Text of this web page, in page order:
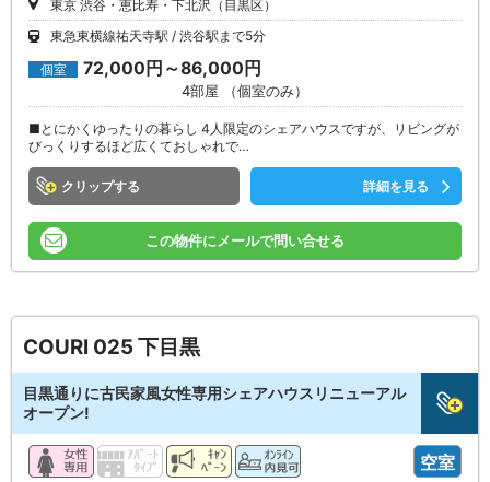
東京 渋谷・恵比寿・下北沢（目黒区）
東急東横線祐天寺駅
渋谷駅まで5分
個室 72,000円～86,000円
4部屋 （個室のみ）
■とにかくゆったりの暮らし 4人限定のシェアハウスですが、リビングが
びっくりするほど広くておしゃれで…
クリップ 詳細を見る
この物件にメールで問い合せる
COURI 025 下目黒
目黒通りに古民家風女性専用シェアハウスリニューアル
オープン!
空室